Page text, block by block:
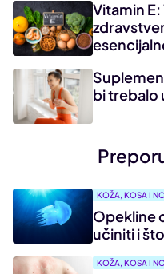
Vitamin
bi trebalo
KOŽA, KOSA I
Opekline
učiniti i
KOŽA, KOSA I